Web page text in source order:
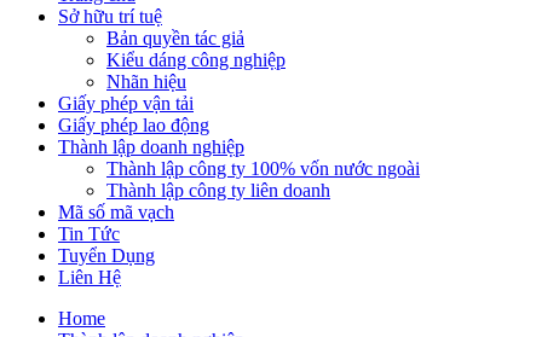
Sở hữu trí tuệ
Bản quyền tác giả
Kiểu dáng công nghiệp
Nhãn hiệu
Giấy phép vận tải
Giấy phép lao động
Thành lập doanh nghiệp
Thành lập công ty 100% vốn nước ngoài
Thành lập công ty liên doanh
Mã số mã vạch
Tin Tức
Tuyển Dụng
Liên Hệ
Home